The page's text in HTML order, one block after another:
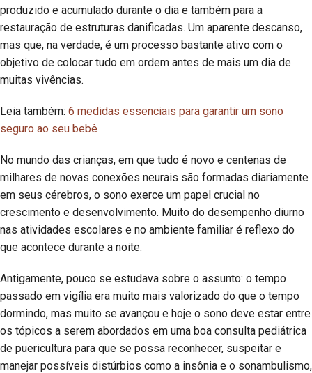
produzido e acumulado durante o dia e também para a
restauração de estruturas danificadas. Um aparente descanso,
mas que, na verdade, é um processo bastante ativo com o
objetivo de colocar tudo em ordem antes de mais um dia de
muitas vivências.
Leia também: 6 medidas essenciais para garantir um sono
seguro ao seu bebê
No mundo das crianças, em que tudo é novo e centenas de
milhares de novas conexões neurais são formadas diariamente
em seus cérebros, o sono exerce um papel crucial no
crescimento e desenvolvimento. Muito do desempenho diurno
nas atividades escolares e no ambiente familiar é reflexo do
que acontece durante a noite.
Antigamente, pouco se estudava sobre o assunto: o tempo
passado em vigília era muito mais valorizado do que o tempo
dormindo, mas muito se avançou e hoje o sono deve estar entre
os tópicos a serem abordados em uma boa consulta pediátrica
de puericultura para que se possa reconhecer, suspeitar e
manejar possíveis distúrbios como a insônia e o sonambulismo,